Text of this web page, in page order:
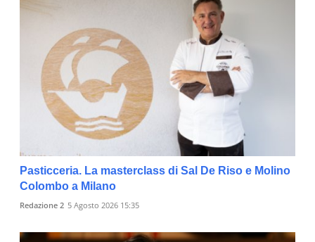
Pasticceria. La masterclass di Sal De Riso e Molino
Colombo a Milano
Redazione 2 5 Agosto 2026 15:35